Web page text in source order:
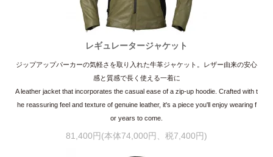
レギュレータージャケット
ジップアップパーカーの気軽さを取り入れた牛革ジャケット。レザー由来の安心
感と質感で長く使える一着に
A leather jacket that incorporates the casual ease of a zip-up hoodie. Crafted with t
he reassuring feel and texture of genuine leather, it's a piece you'll enjoy wearing f
or years to come.
81,400円(本体74,000円、税7,400円)